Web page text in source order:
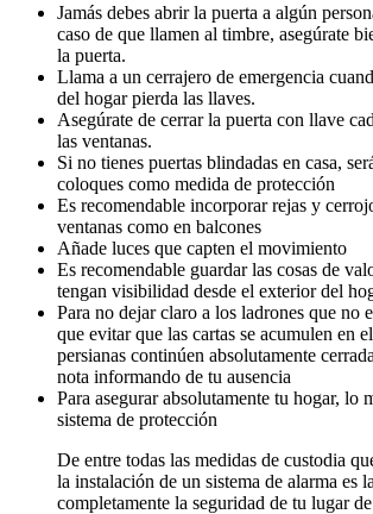
Jamás debes abrir la puerta a algún
caso de que llamen al timbre, asegúrate
la puerta.
Llama a un cerrajero de emergencia
del hogar pierda las llaves.
Asegúrate de cerrar la puerta con llave
las ventanas.
Si no tienes puertas blindadas en casa,
coloques como medida de protección
Es recomendable incorporar rejas y
ventanas como en balcones
Añade luces que capten el movimiento
Es recomendable guardar las cosas de
tengan visibilidad desde el exterior del
Para no dejar claro a los ladrones que no
que evitar que las cartas se acumulen en
persianas continúen absolutamente
nota informando de tu ausencia
Para asegurar absolutamente tu hogar, lo
sistema de protección
De entre todas las medidas de custodia
la instalación de un sistema de alarma es
completamente la seguridad de tu lugar